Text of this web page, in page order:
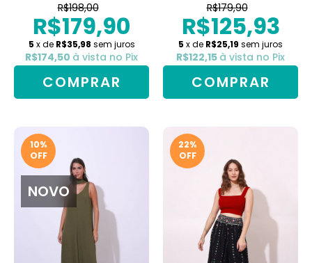
R$198,00
R$179,90
5 x de R$35,98 sem juros
R$174,50 à vista no Pix
COMPRAR
R$179,90
R$125,93
5 x de R$25,19 sem juros
R$122,15 à vista no Pix
COMPRAR
10%
OFF
NOVO
22%
OFF